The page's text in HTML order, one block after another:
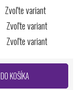
Zvoľte variant
Zvoľte variant
Zvoľte variant
DO KOŠÍKA